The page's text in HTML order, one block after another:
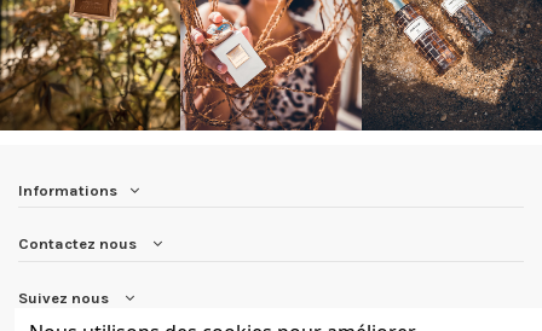
Informations
Contactez nous
Suivez nous